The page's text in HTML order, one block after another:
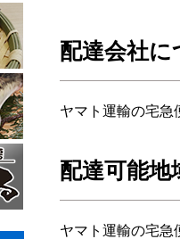
配達会社に
ヤマト運輸の宅急
配達可能地
ヤマト運輸の宅急